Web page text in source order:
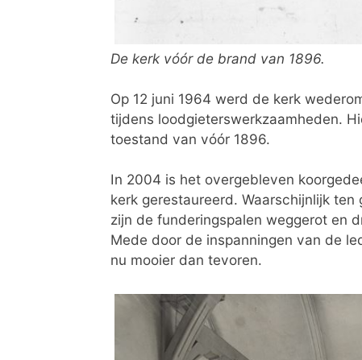
De kerk vóór de brand van 1896.
Op 12 juni 1964 werd de kerk
tijdens loodgieterswerkzaamheden.
toestand van vóór 1896.
In 2004 is het overgebleven
kerk gerestaureerd. Waarschijnlijk
zijn de funderingspalen weggerot en
Mede door de inspanningen van de
nu mooier dan tevoren.